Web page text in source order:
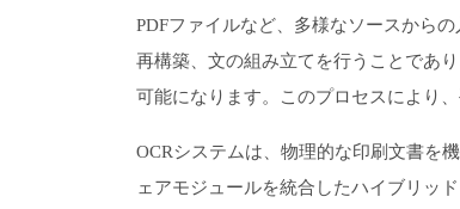
PDFファイルなど、多様なソースから
再構築、文の組み立てを行うことであ
可能になります。このプロセスにより
OCRシステムは、物理的な印刷文書を
ェアモジュールを統合したハイブリッ